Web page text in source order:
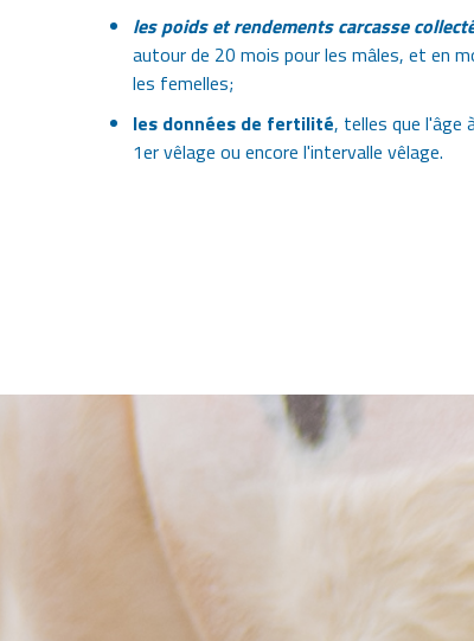
les poids et rendements carcasse
autour de 20 mois pour les mâles, et en
les femelles;
les données de fertilité, telles que l'âge
1er vêlage ou encore l'intervalle vêlage.